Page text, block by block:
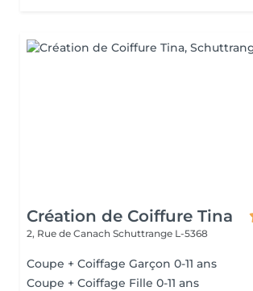
Création de Coiffure Tina
2, Rue de Canach Schuttrange L-5368
Coupe + Coiffage Garçon 0-11 ans
Coupe + Coiffage Fille 0-11 ans